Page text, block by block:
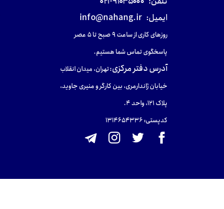
ایمیل: info@nahang.ir
روزهای کاری از ساعت ۹ صبح تا ۵ عصر
پاسخگوی تماس شما هستیم.
آدرس دفتر مرکزی:تهران، میدان انقلاب
خیابان ژاندارمری، بین کارگر و منیری جاوید،
پلاک 121، واحد ۴.
کدپستی: 131465433۶